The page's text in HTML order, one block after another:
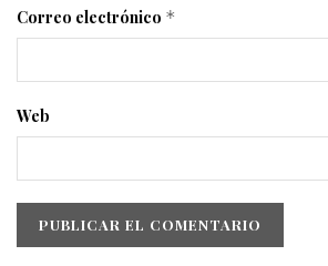
Correo electrónico *
Web